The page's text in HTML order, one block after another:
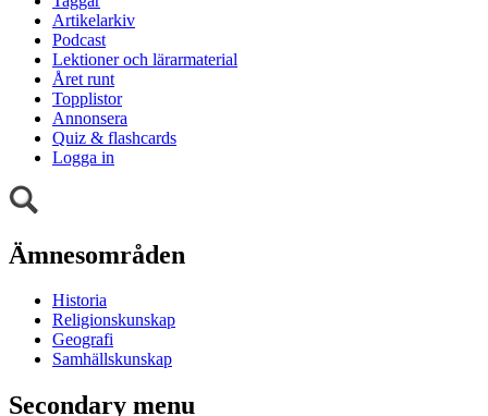
Artikelarkiv
Podcast
Lektioner och lärarmaterial
Året runt
Topplistor
Annonsera
Quiz & flashcards
Logga in
Ämnesområden
Historia
Religionskunskap
Geografi
Samhällskunskap
Secondary menu